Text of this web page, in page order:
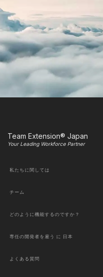
Team Extension® Japan
Your Leading Workforce Partner
私たちに関しては
チーム
どのように機能するのですか？
専任の開発者を雇う に 日本
よくある質問